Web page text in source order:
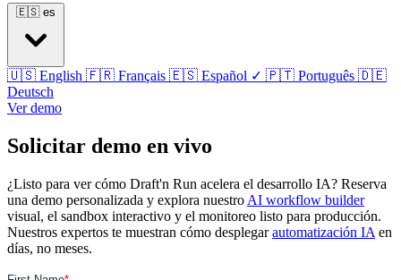
🇪🇸 es
🇺🇸 English 🇫🇷 Français 🇪🇸 Español ✓ 🇵🇹 Português 🇩🇪
Deutsch
Ver demo
Solicitar demo en vivo
¿Listo para ver cómo Draft'n Run acelera el desarrollo IA? Reserva
una demo personalizada y explora nuestro AI workflow builder
visual, el sandbox interactivo y el monitoreo listo para producción.
Nuestros expertos te muestran cómo desplegarautomatización IA en
días, no meses.